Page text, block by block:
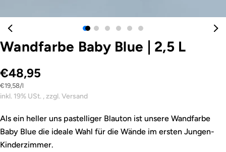
Wandfarbe Baby Blue |2,5 L
€48,95
Stückpreis
€19,58/
pro l
inkl. 19% USt. , zzgl. Versand
Als ein heller uns pastelliger Blauton ist unsere Wandfarbe
Baby Blue die ideale Wahl für die Wände im ersten Jungen-
Kinderzimmer.